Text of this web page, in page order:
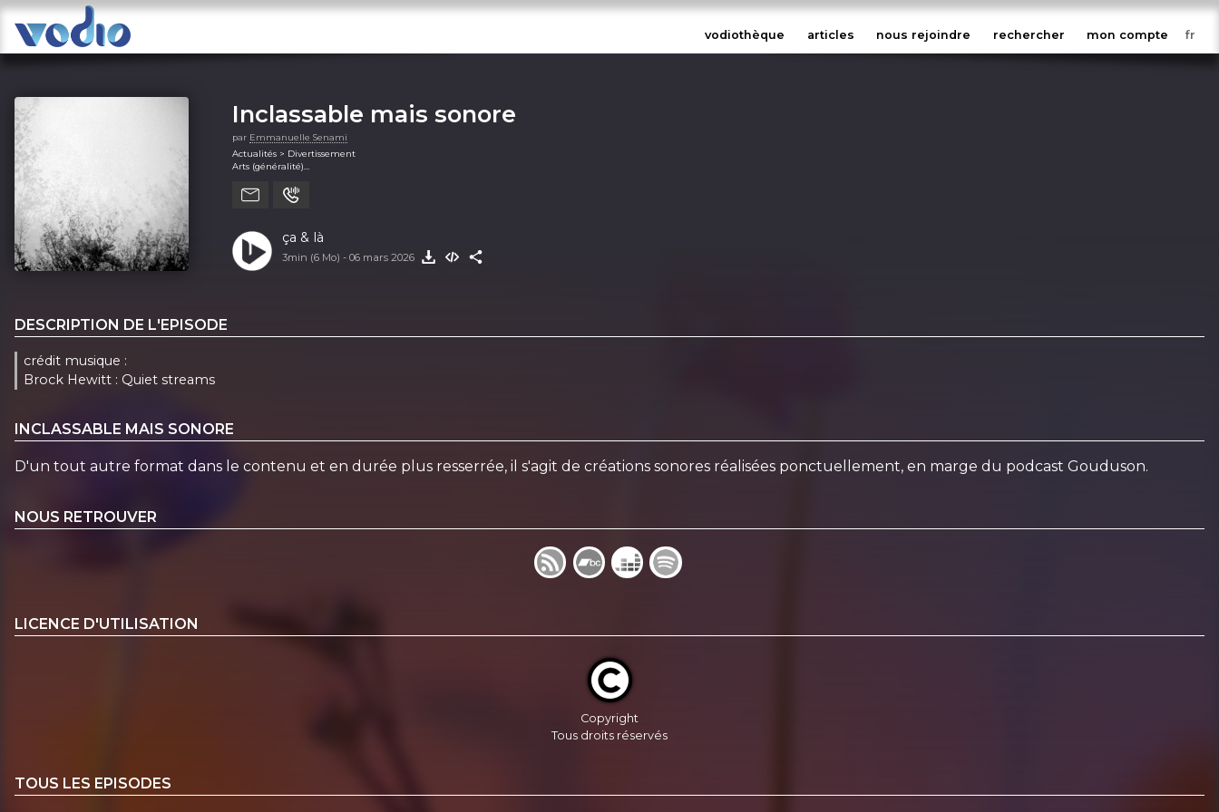
vodiothèque articles nous rejoindre rechercher mon compte
Inclassable mais sonore
par Emmanuelle Senami
Actualités > Divertissement
Arts (généralité)
ça & là
3min (6 Mo) - 06 mars 2026
DESCRIPTION DE L'EPISODE
crédit musique :
Brock Hewitt : Quiet streams
INCLASSABLE MAIS SONORE
D'un tout autre format dans le contenu et en durée plus resserrée, il s'agit de créations sonores réalisées ponctuellement, en marge du podcast Gouduson.
NOUS RETROUVER
LICENCE D'UTILISATION
Copyright
Tous droits réservés
TOUS LES EPISODES